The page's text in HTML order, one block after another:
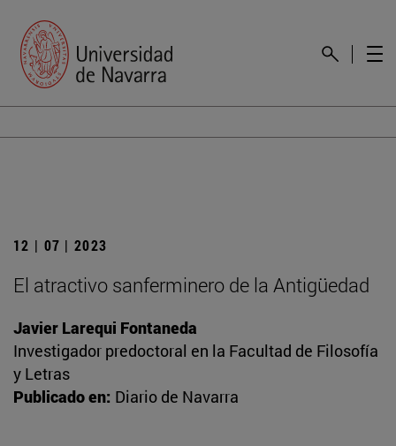
12 | 07 | 2023
El atractivo sanferminero de la Antigüedad
Javier Larequi Fontaneda
Investigador predoctoral en la Facultad de Filosofía
y Letras
Publicado en: Diario de Navarra